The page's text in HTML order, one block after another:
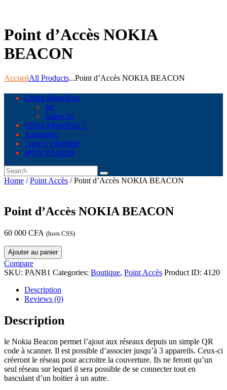
Point d’Accès NOKIA
BEACON
AccueilAll Products...Point d’Accès NOKIA BEACON
Offres MoovBox
Jet
Super Jet
Offres MoovBox +
Assistance
Carte d’éligibilité
MON PANIER
Home /Point Accès / Point d’Accès NOKIA BEACON
Point d’Accès NOKIA BEACON
60 000 CFA (hors CSS)
Point
d'Accès
NOKIA
BEACON
quantity
Ajouter au panier
Compare
SKU: PANB1 Categories: Boutique, Point Accès Product ID: 4120
Description
Reviews (0)
Description
le Nokia Beacon permet l’ajout aux réseaux depuis un simple QR
code à scanner. Il est possible d’associer jusqu’à 3 appareils. Ceux-ci
créeront le réseau pour accroitre la couverture. Ils ne feront qu’un
seul réseau sur lequel il sera possible de se connecter tout en
basculant d’un boitier à un autre.